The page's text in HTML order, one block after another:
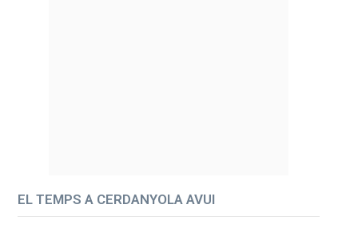
EL TEMPS A CERDANYOLA AVUI